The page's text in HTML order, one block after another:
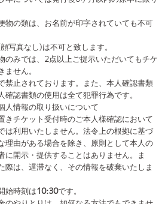
は 10:30
とりは、如何なる方法でもできませ
予約いただいたことが確認できない
如何なる場合でも一律当日券でのご
お呼びすることはできません。ま
益に関して、実行委員会は一切関知
の際には、お客様が受付列に並び始
するまでに最大30分のお時間を頂戴
てお越しください。
の際に要した時間によってお客様が
原則、一切関知いたしません。ただ
お待たせし、かつお客様が不利益を
だきます。
いたします当日券受付にて販売いた